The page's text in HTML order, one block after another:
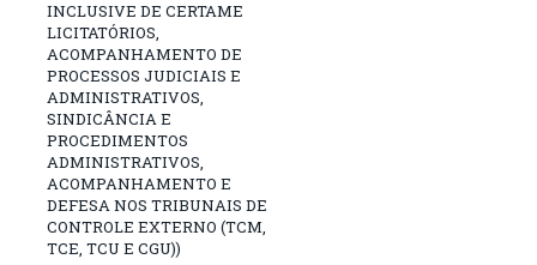
INCLUSIVE DE CERTAME
LICITATÓRIOS,
ACOMPANHAMENTO DE
PROCESSOS JUDICIAIS E
ADMINISTRATIVOS,
SINDICÂNCIA E
PROCEDIMENTOS
ADMINISTRATIVOS,
ACOMPANHAMENTO E
DEFESA NOS TRIBUNAIS DE
CONTROLE EXTERNO (TCM,
TCE, TCU E CGU))